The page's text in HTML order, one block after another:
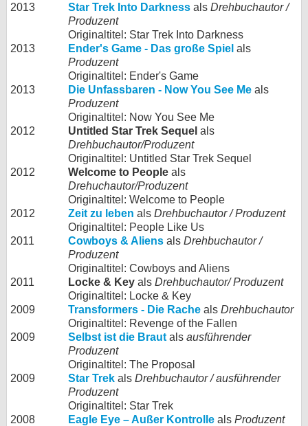
2013
Star Trek Into Darkness als Drehbuchautor /
Produzent
Originaltitel: Star Trek Into Darkness
2013
Ender's Game - Das große Spiel als
Produzent
Originaltitel: Ender's Game
2013
Die Unfassbaren - Now You See Me als
Produzent
Originaltitel: Now You See Me
2012
Untitled Star Trek Sequel als
Drehbuchautor/Produzent
Originaltitel: Untitled Star Trek Sequel
2012
Welcome to People als
Drehuchautor/Produzent
Originaltitel: Welcome to People
2012
Zeit zu leben als Drehbuchautor / Produzent
Originaltitel: People Like Us
2011
Cowboys & Aliens als Drehbuchautor /
Produzent
Originaltitel: Cowboys and Aliens
2011
Locke & Key als Drehbuchautor/ Produzent
Originaltitel: Locke & Key
2009
Transformers - Die Rache als Drehbuchautor
Originaltitel: Revenge of the Fallen
2009
Selbst ist die Braut als ausführender
Produzent
Originaltitel: The Proposal
2009
Star Trek als Drehbuchautor / ausführender
Produzent
Originaltitel: Star Trek
2008
Eagle Eye – Außer Kontrolle als Produzent